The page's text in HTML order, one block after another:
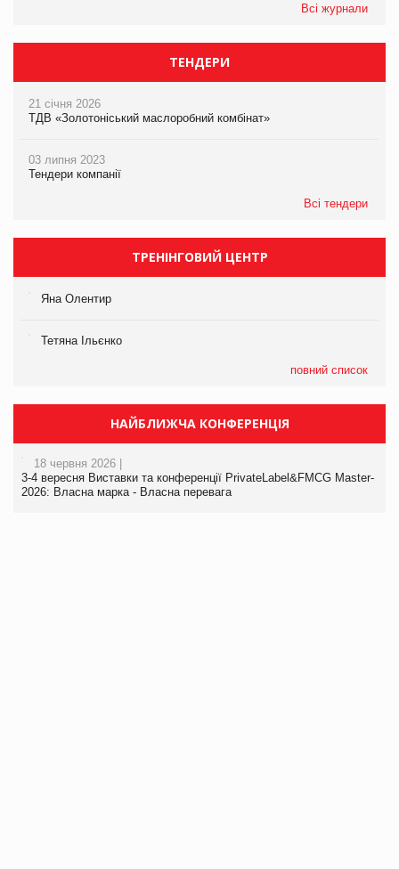
Всі журнали
ТЕНДЕРИ
21 січня 2026
ТДВ «Золотоніський маслоробний комбінат»
03 липня 2023
Тендери компанії
Всі тендери
ТРЕНІНГОВИЙ ЦЕНТР
Яна Олентир
Тетяна Ільєнко
повний список
НАЙБЛИЖЧА КОНФЕРЕНЦІЯ
18 червня 2026 |
3-4 вересня Виставки та конференції PrivateLabel&FMCG Master-
2026: Власна марка - Власна перевага